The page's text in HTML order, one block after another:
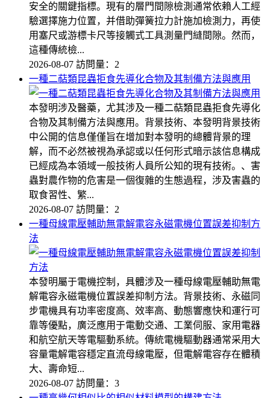
安全的關鍵指標。現有的層門間隙檢測通常依賴人工經
驗選擇施力位置，并借助彈簧拉力計施加檢測力，再使
用塞尺或游標卡尺等接觸式工具測量門縫間隙。然而，
這種傳統檢...
2026-08-07 訪問量：2
一種二萜類昆蟲拒食先導化合物及其制備方法與應用
本發明涉及醫藥，尤其涉及一種二萜類昆蟲拒食先導化
合物及其制備方法與應用。背景技術、本發明背景技術
中公開的信息僅僅旨在增加對本發明的總體背景的理
解，而不必然被視為承認或以任何形式暗示該信息構成
已經成為本領域一般技術人員所公知的現有技術。、害
蟲對農作物的危害是一個復雜的生態過程，涉及害蟲的
取食習性、繁...
2026-08-07 訪問量：2
一種母線電壓輔助無電解電容永磁電機位置誤差抑制方
法
本發明屬于電機控制，具體涉及一種母線電壓輔助無電
解電容永磁電機位置誤差抑制方法。背景技術、永磁同
步電機具有功率密度高、效率高、動態響應快和運行可
靠等優點，廣泛應用于電動交通、工業伺服、家用電器
和航空航天等電驅動系統。傳統電機驅動器通常采用大
容量電解電容穩定直流母線電壓，但電解電容存在體積
大、壽命短...
2026-08-07 訪問量：3